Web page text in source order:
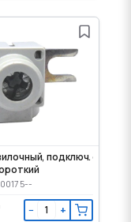
6-
подключ. сбоку,
− +